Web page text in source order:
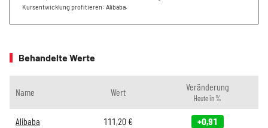
Kursentwicklung profitieren: Alibaba.
Behandelte Werte
Name Wert Veränderung
Heute in %
Alibaba 111,20 € +0,91